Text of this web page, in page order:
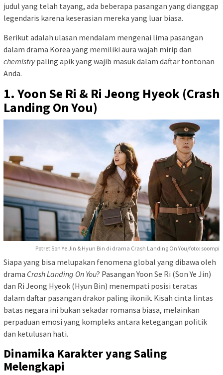
judul yang telah tayang, ada beberapa pasangan yang dianggap
legendaris karena keserasian mereka yang luar biasa.
Berikut adalah ulasan mendalam mengenai lima pasangan
dalam drama Korea yang memiliki aura wajah mirip dan
chemistrypaling apik yang wajib masuk dalam daftar tontonan
Anda.
1. Yoon Se Ri & Ri Jeong Hyeok (Crash
Landing On You)
Potret Son Ye Jin & Hyun Bin di drama Crash Landing On You/foto: soompi
Siapa yang bisa melupakan fenomena global yang dibawa oleh
drama Crash Landing On You? Pasangan Yoon Se Ri (Son Ye Jin)
dan Ri Jeong Hyeok (Hyun Bin) menempati posisi teratas
dalam daftar pasangan drakor paling ikonik. Kisah cinta lintas
batas negara ini bukan sekadar romansa biasa, melainkan
perpaduan emosi yang kompleks antara ketegangan politik
dan ketulusan hati.
Dinamika Karakter yang Saling
Melengkapi